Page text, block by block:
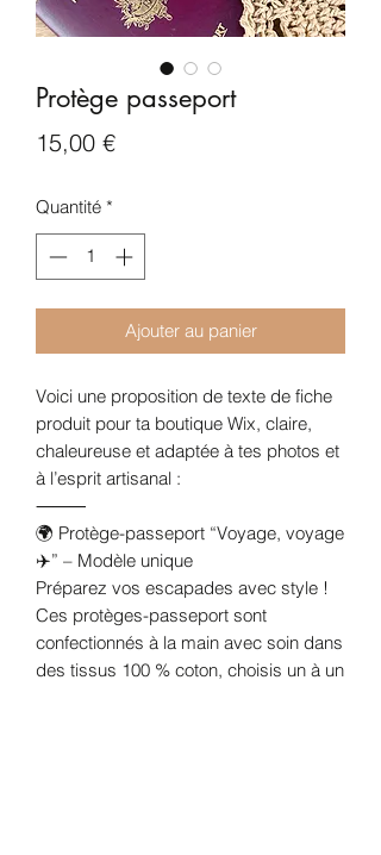
Protège passeport
15,00 €Prix
Quantité *
Ajouter au panier
Voici une proposition de texte de fiche
produit pour ta boutique Wix, claire,
chaleureuse et adaptée à tes photos et
à l’esprit artisanal :
⸻
🌍 Protège-passeport “Voyage, voyage
✈️” – Modèle unique
Préparez vos escapades avec style !
Ces protèges-passeport sont
confectionnés à la main avec soin dans
des tissus 100 % coton, choisis un à un